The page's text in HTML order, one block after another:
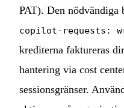
PAT). Den nödvändiga
copilot-requests:
krediterna faktureras
hantering via cost
sessionsgränser.